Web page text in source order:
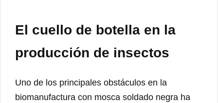
El cuello de botella en la
producción de insectos
Uno de los principales obstáculos en la
biomanufactura con mosca soldado negra ha